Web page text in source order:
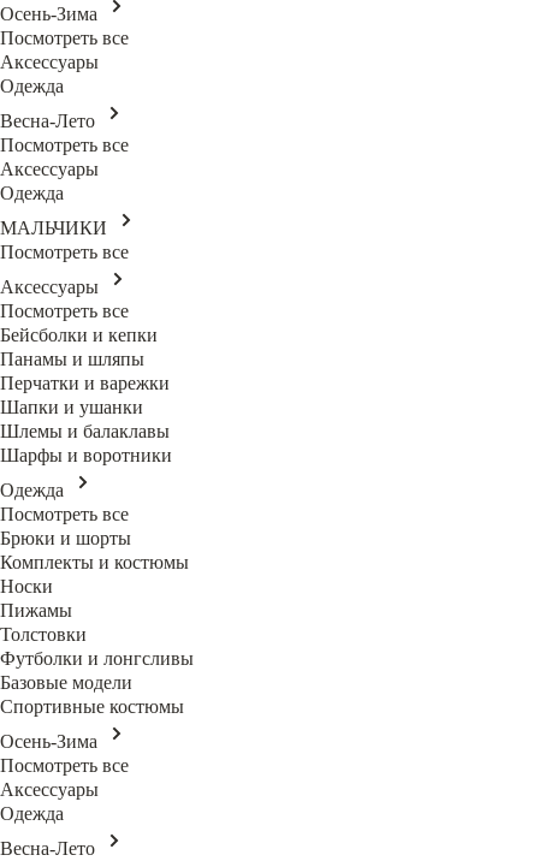
Осень-Зима
Посмотреть все
Аксессуары
Одежда
Весна-Лето
Посмотреть все
Аксессуары
Одежда
МАЛЬЧИКИ
Посмотреть все
Аксессуары
Посмотреть все
Бейсболки и кепки
Панамы и шляпы
Перчатки и варежки
Шапки и ушанки
Шлемы и балаклавы
Шарфы и воротники
Одежда
Посмотреть все
Брюки и шорты
Комплекты и костюмы
Носки
Пижамы
Толстовки
Футболки и лонгсливы
Базовые модели
Спортивные костюмы
Осень-Зима
Посмотреть все
Аксессуары
Одежда
Весна-Лето